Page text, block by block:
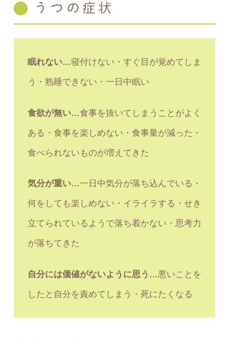
うつの症状
眠れない…寝付けない・すぐ目が覚めてしま
う・熟睡できない・一日中眠い
食欲が無い…食事を抜いてしまうことがよく
ある・食事を楽しめない・食事量が減った・
食べられないものが増えてきた
気分が重い…一日中気分が落ち込んでいる・
何をしても楽しめない・イライラする・せき
立てられているようで落ち着かない・思考力
が落ちてきた
自分には価値がないように思う…悪いことを
したと自分を責めてしまう・死にたくなる